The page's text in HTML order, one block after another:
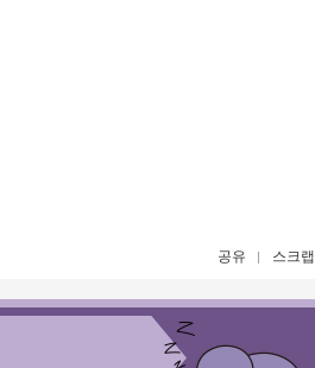
공유 스크랩